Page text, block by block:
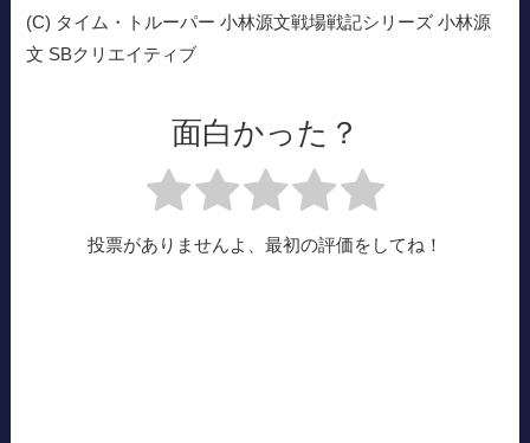
(C) タイム・トルーパー 小林源文戦場戦記シリーズ 小林源
文 SBクリエイティブ
面白かった？
投票がありませんよ、最初の評価をしてね！